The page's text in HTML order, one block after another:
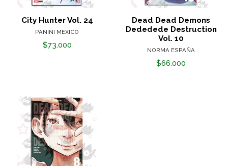
City Hunter Vol. 24
PANINI MEXICO
$73.000
Dead Dead Demons
Dededede Destruction
Vol. 10
NORMA ESPAÑA
$66.000